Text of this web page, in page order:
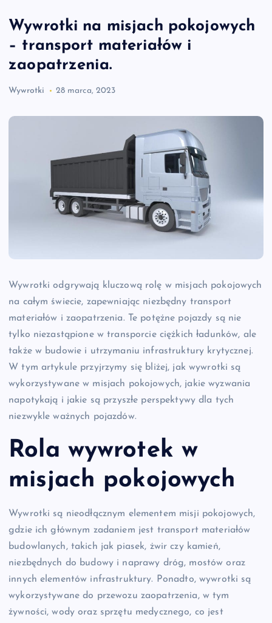
Wywrotki na misjach pokojowych
– transport materiałów i
zaopatrzenia.
Wywrotki 28 marca, 2023
Wywrotki odgrywają kluczową rolę w misjach pokojowych
na całym świecie, zapewniając niezbędny transport
materiałów i zaopatrzenia. Te potężne pojazdy są nie
tylko niezastąpione w transporcie ciężkich ładunków, ale
także w budowie i utrzymaniu infrastruktury krytycznej.
W tym artykule przyjrzymy się bliżej, jak wywrotki są
wykorzystywane w misjach pokojowych, jakie wyzwania
napotykają i jakie są przyszłe perspektywy dla tych
niezwykle ważnych pojazdów.
Rola wywrotek w
misjach pokojowych
Wywrotki są nieodłącznym elementem misji pokojowych,
gdzie ich głównym zadaniem jest transport materiałów
budowlanych, takich jak piasek, żwir czy kamień,
niezbędnych do budowy i naprawy dróg, mostów oraz
innych elementów infrastruktury. Ponadto, wywrotki są
wykorzystywane do przewozu zaopatrzenia, w tym
żywności, wody oraz sprzętu medycznego, co jest